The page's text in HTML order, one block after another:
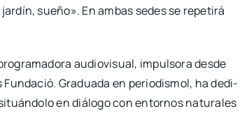
sue­ño». En ambas sedes se repe­ti­rá
audio­vi­sual, impul­so­ra des­de
Gra­dua­da en perio­dis­mol, ha dedi­
en diá­lo­go con entor­nos natu­ra­les